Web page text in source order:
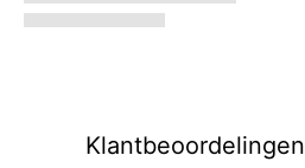
Klantbeoordelingen